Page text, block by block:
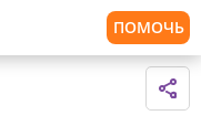
ПОМОЧЬ